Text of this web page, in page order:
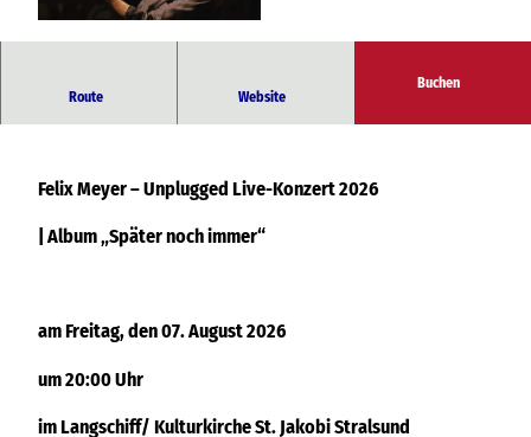
Route Website
Buchen
Album „Später noch immer“
Felix Meyer – Unplugged Live-Konzert 2026
Album „Später noch immer“
am Freitag, den 07. August 2026
um 20:00 Uhr
im Langschiff/ Kulturkirche St. Jakobi Stralsund